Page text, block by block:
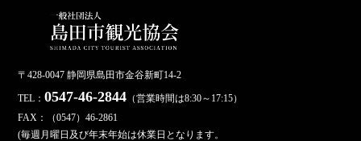
〒428-0047 静岡県島田市金谷新町14-2
TEL：0547-46-2844 （営業時間は8:30～17:15）
FAX：（0547）46-2861
(毎週月曜日及び年末年始は休業日となります。